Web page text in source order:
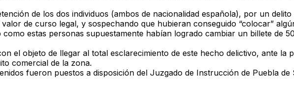
de los dos individuos (ambos de nacionalidad española), por un
de curso legal, y sospechando que hubieran conseguido “colocar”
estas personas supuestamente habían logrado cambiar un billete de
el objeto de llegar al total esclarecimiento de este hecho delictivo, ante la
comercial de la zona.
fueron puestos a disposición del Juzgado de Instrucción de Puebla